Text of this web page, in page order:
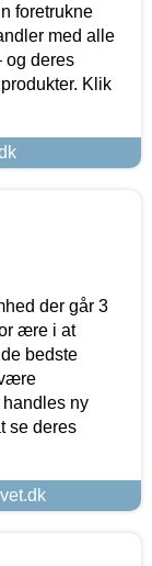
foretrukne
med alle
og deres
Klik
der går 3
ære i at
bedste
ny
se deres